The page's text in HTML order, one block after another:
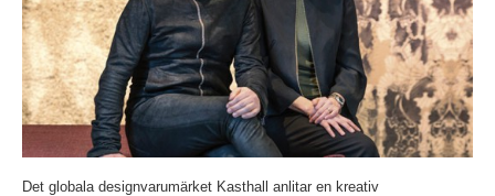
Det globala designvarumärket Kasthall anlitar en kreativ